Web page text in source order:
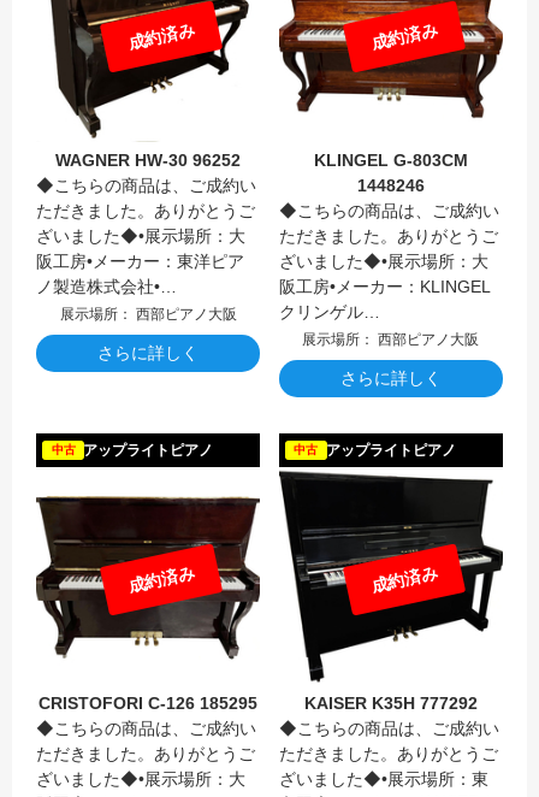
成約済み
WAGNER HW-30 96252
◆こちらの商品は、ご成約い
ただきました。ありがとうご
ざいました◆•展示場所：大
阪工房•メーカー：東洋ピア
ノ製造株式会社•…
展示場所： 西部ピアノ大阪
さらに詳しく
成約済み
KLINGEL G-803CM
1448246
◆こちらの商品は、ご成約い
ただきました。ありがとうご
ざいました◆•展示場所：大
阪工房•メーカー：KLINGEL
クリンゲル…
展示場所： 西部ピアノ大阪
さらに詳しく
アップライトピアノ
中古
成約済み
CRISTOFORI C-126 185295
◆こちらの商品は、ご成約い
ただきました。ありがとうご
ざいました◆•展示場所：大
アップライトピアノ
中古
成約済み
KAISER K35H 777292
◆こちらの商品は、ご成約い
ただきました。ありがとうご
ざいました◆•展示場所：東